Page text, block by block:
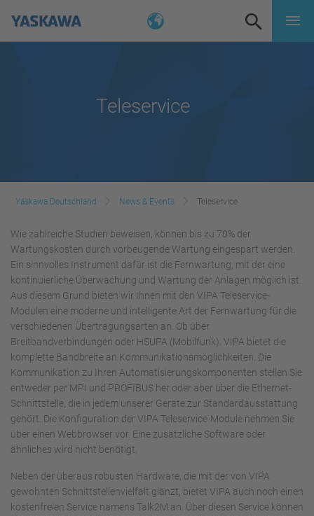
Teleservice
Yaskawa Deutschland News & Events Teleservice
Wie zahlreiche Studien beweisen, können bis zu 70% der
Wartungskosten durch vorbeugende Wartung eingespart werden.
Ein sinnvolles Instrument dafür ist die Fernwartung, mit der eine
kontinuierliche Überwachung und Wartung der Anlagen möglich ist.
Aus diesem Grund bieten wir Ihnen mit den VIPA Teleservice-
Modulen eine moderne und intelligente Art der Fernwartung für die
verschiedenen Übertragungsarten an. Ob über
Breitbandverbindungen oder HSUPA (Mobilfunk). VIPA bietet die
komplette Bandbreite an Kommunikationsmöglichkeiten. Die
Kommunikation zu Ihren Automatisierungskomponenten stellen Sie
entweder per MPI und PROFIBUS her oder aber über die Ethernet-
Schnittstelle, die in jedem unserer Geräte zur Standardausstattung
gehört. Die Konfiguration der VIPA Teleservice-Module nehmen Sie
über einen Webbrowser vor. Eine zusätzliche Software oder
ähnliches wird nicht benötigt.
Neben der überaus robusten Hardware, die mit der von VIPA
gewohnten Schnittstellenvielfalt glänzt, bietet VIPA auch noch einen
kostenfreien Service namens Talk2M an. Über diesen Service können